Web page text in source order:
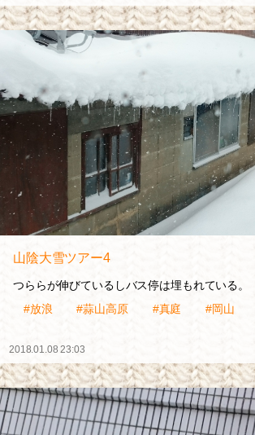
山陰大雪ツアー4
つららが伸びているしバス停は埋もれている。
#放浪
#蒜山高原 #真庭 #岡山
2018.01.08 23:03